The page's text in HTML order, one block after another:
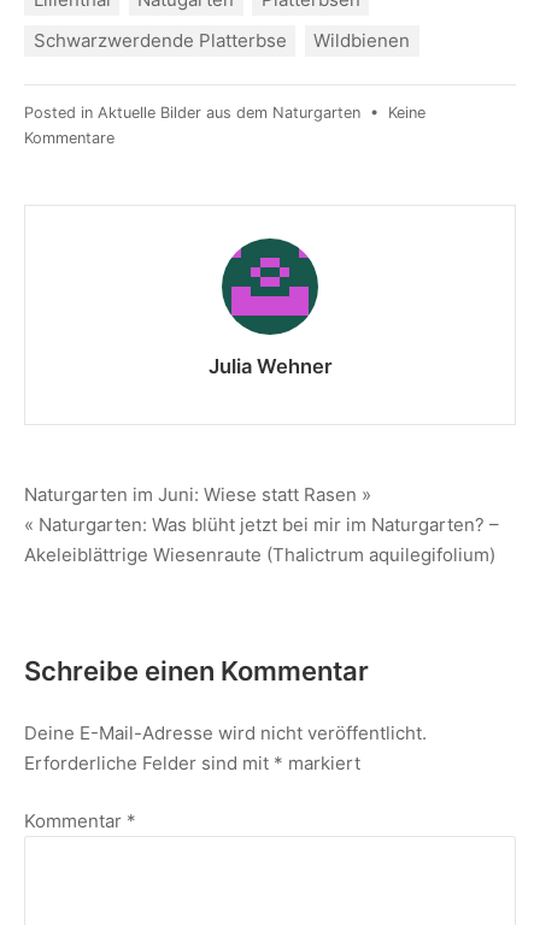
Schwarzwerdende Platterbse
Wildbienen
Posted in Aktuelle Bilder aus dem Naturgarten • Keine
Kommentare
Julia Wehner
Naturgarten im Juni: Wiese statt Rasen »
« Naturgarten: Was blüht jetzt bei mir im Naturgarten? –
Akeleiblättrige Wiesenraute (Thalictrum aquilegifolium)
Schreibe einen Kommentar
Deine E-Mail-Adresse wird nicht veröffentlicht.
Erforderliche Felder sind mit * markiert
Kommentar *